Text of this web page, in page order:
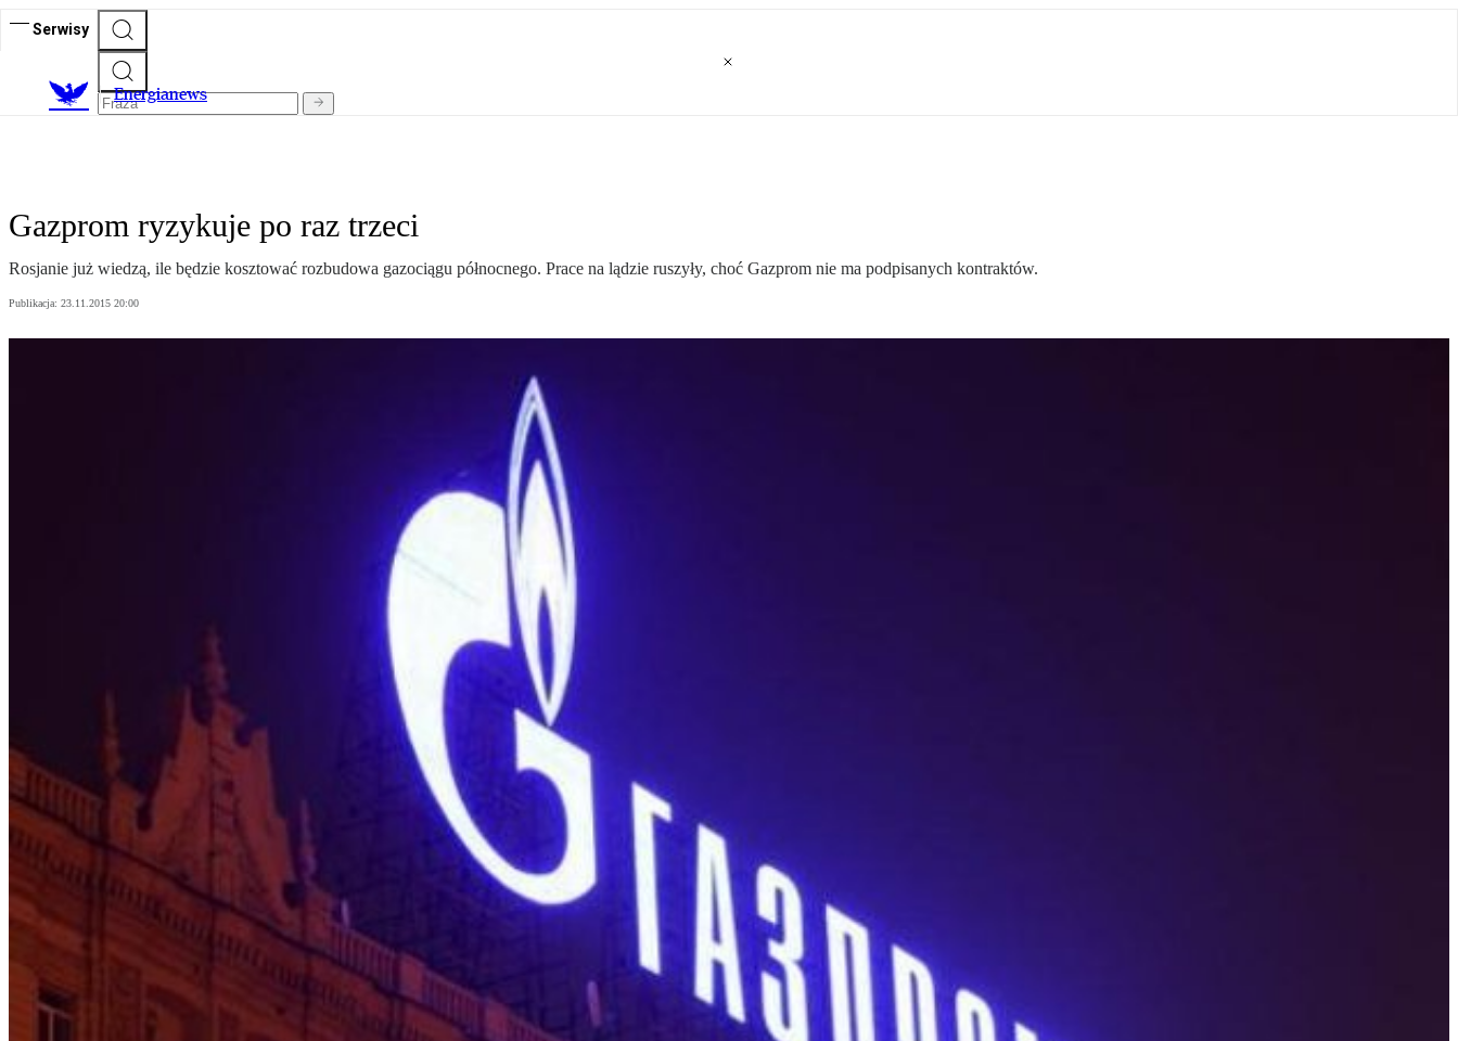
Serwisy
Energianews
Gazprom ryzykuje po raz trzeci
Ro­sja­nie już wie­dzą, ile będzie kosz­to­wać roz­bu­do­wa ga­zo­cią­gu pół­noc­ne­go. Pra­ce na lą­dzie ru­szy­ły, choć Gaz­prom nie ma pod­pi­sa­nych kon­trak­tów.
Publikacja: 23.11.2015 20:00